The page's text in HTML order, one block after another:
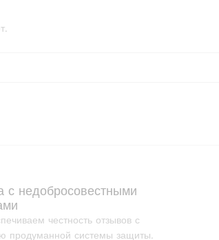
с недобросовестными
честность отзывов с
продуманной системы защиты.